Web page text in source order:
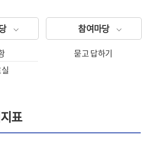
참여마당
묻고 답하기
표